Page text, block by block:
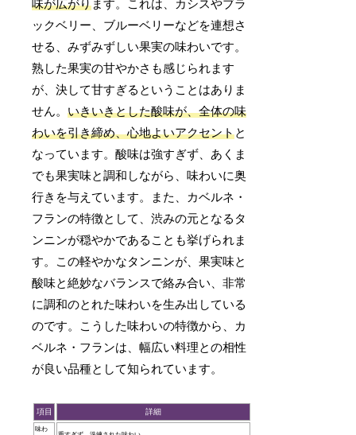
味が広がります。これは、カシスやブラ
ックベリー、ブルーベリーなどを連想さ
せる、みずみずしい果実の味わいです。
熟した果実の甘やかさも感じられます
が、決して甘すぎるということはありま
せん。いきいきとした酸味が、全体の味
わいを引き締め、心地よいアクセントと
なっています。酸味は強すぎず、あくま
でも果実味と調和しながら、味わいに奥
行きを与えています。また、カベルネ・
フランの特徴として、渋みの元となるタ
ンニンが穏やかであることも挙げられま
す。この軽やかなタンニンが、果実味と
酸味と絶妙なバランスで絡み合い、非常
に調和のとれた味わいを生み出している
のです。こうした味わいの特徴から、カ
ベルネ・フランは、幅広い料理との相性
が良い品種として知られています。
項目 詳細
味わ